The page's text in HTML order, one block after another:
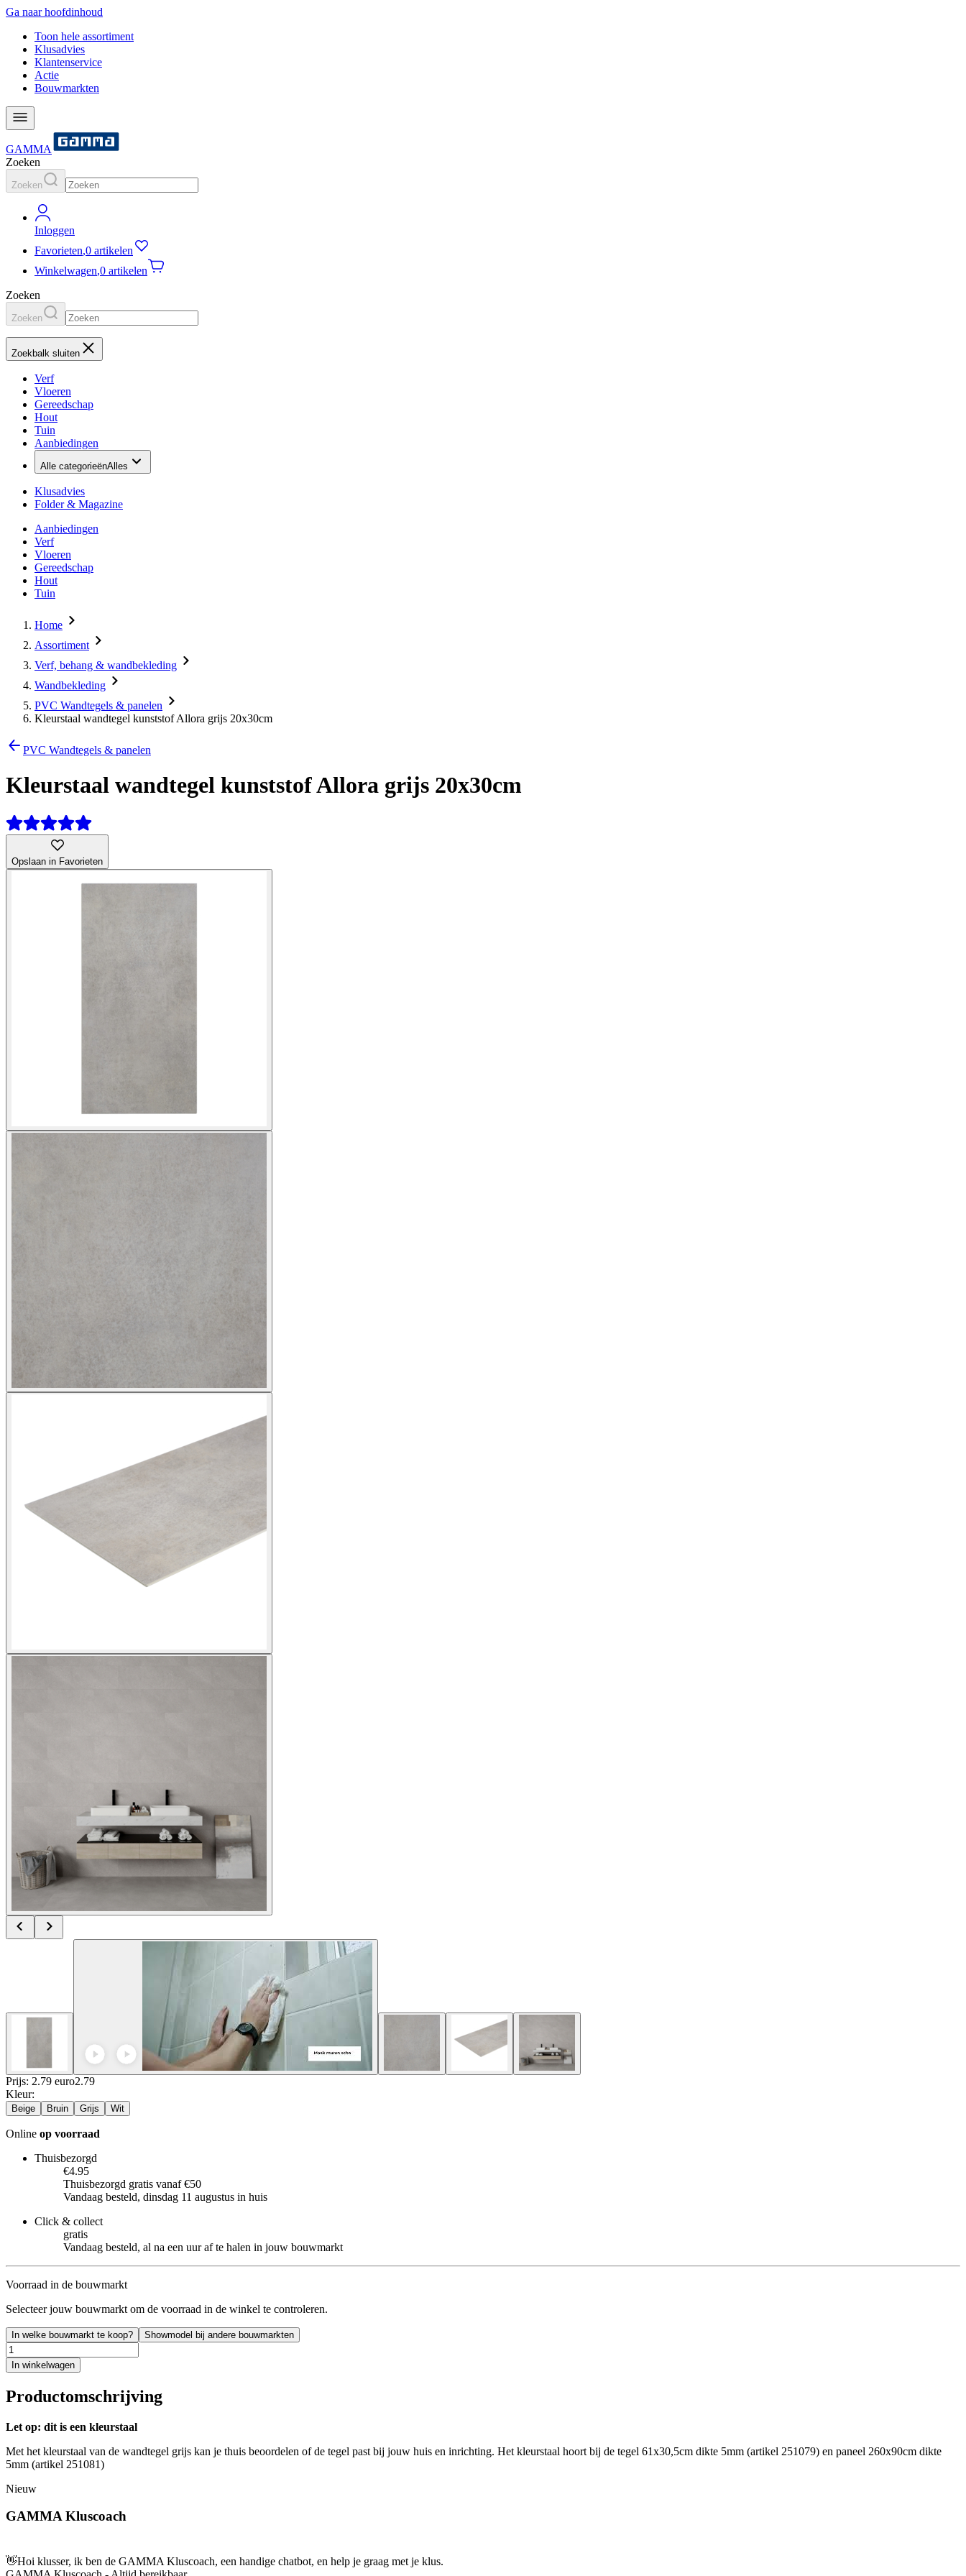
Ga naar hoofdinhoud
Toon hele assortiment
Klusadvies
Klantenservice
Actie
Bouwmarkten
GAMMA
Zoeken
Zoeken
Inloggen
Favorieten,0 artikelen
Winkelwagen,0 artikelen
Zoeken
Zoeken
Zoekbalk sluiten
Verf
Vloeren
Gereedschap
Hout
Tuin
Aanbiedingen
Alle categorieënAlles
Klusadvies
Folder & Magazine
Aanbiedingen
Verf
Vloeren
Gereedschap
Hout
Tuin
Home
Assortiment
Verf, behang & wandbekleding
Wandbekleding
PVC Wandtegels & panelen
Kleurstaal wandtegel kunststof Allora grijs 20x30cm
PVC Wandtegels & panelen
Kleurstaal wandtegel kunststof Allora grijs 20x30cm
Opslaan in Favorieten
Prijs: 2.79 euro2.79
Kleur:
Beige Bruin Grijs Wit
Online op voorraad
Thuisbezorgd
€4.95
Thuisbezorgd gratis vanaf €50
Vandaag besteld, dinsdag 11 augustus in huis
Click & collect
gratis
Vandaag besteld, al na een uur af te halen in jouw bouwmarkt
Voorraad in de bouwmarkt
Selecteer jouw bouwmarkt om de voorraad in de winkel te controleren.
In welke bouwmarkt te koop? Showmodel bij andere bouwmarkten
In winkelwagen
Productomschrijving
Let op: dit is een kleurstaal
Met het kleurstaal van de wandtegel grijs kan je thuis beoordelen of de tegel past bij jouw huis en inrichting. Het kleurstaal hoort bij de tegel 61x30,5cm dikte 5mm (artikel 251079) en paneel 260x90cm dikte
5mm (artikel 251081)
Nieuw
GAMMA Kluscoach
👋Hoi klusser, ik ben de GAMMA Kluscoach, een handige chatbot, en help je graag met je klus.